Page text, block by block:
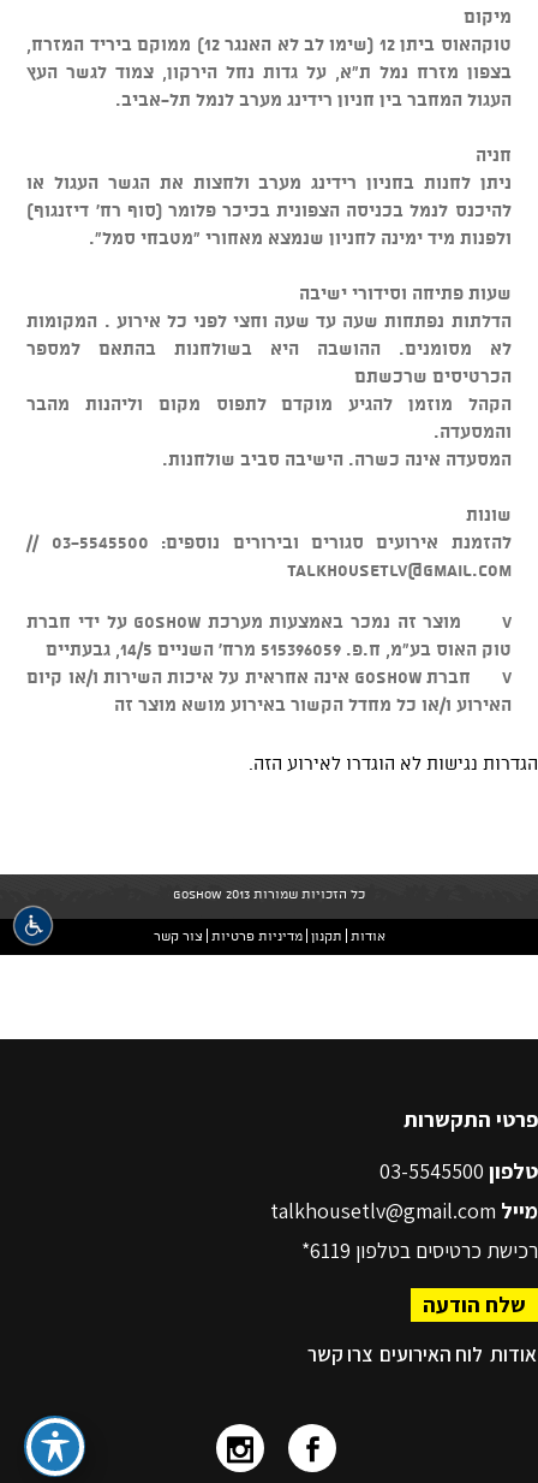
פרטי התקשרות
טלפון
מייל talkhousetlv@gmail.com
רכישת כרטיסים בטלפון 6119*
שלח הודעה
אודות לוח האירועים צרו קשר